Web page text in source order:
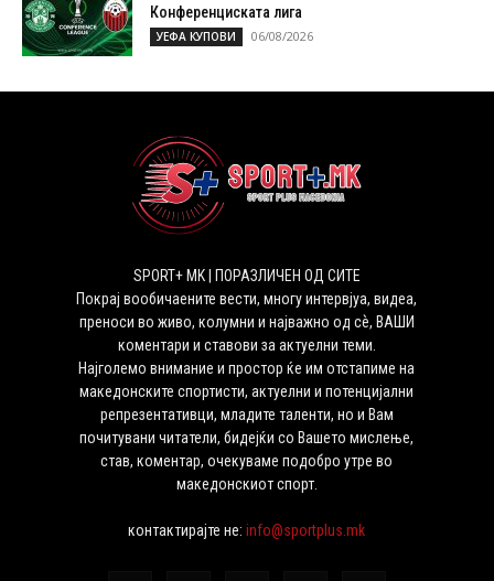
Конференциската лига
УЕФА КУПОВИ 06/08/2026
SPORT+ MK | ПОРАЗЛИЧЕН ОД СИТЕ
Покрај вообичаените вести, многу интервјуа, видеа,
преноси во живо, колумни и најважно од сѐ, ВАШИ
коментари и ставови за актуелни теми.
Најголемо внимание и простор ќе им отстапиме на
македонските спортисти, актуелни и потенцијални
репрезентативци, младите таленти, но и Вам
почитувани читатели, бидејќи со Вашето мислење,
став, коментар, очекуваме подобро утре во
македонскиот спорт.
контактирајте не:info@sportplus.mk